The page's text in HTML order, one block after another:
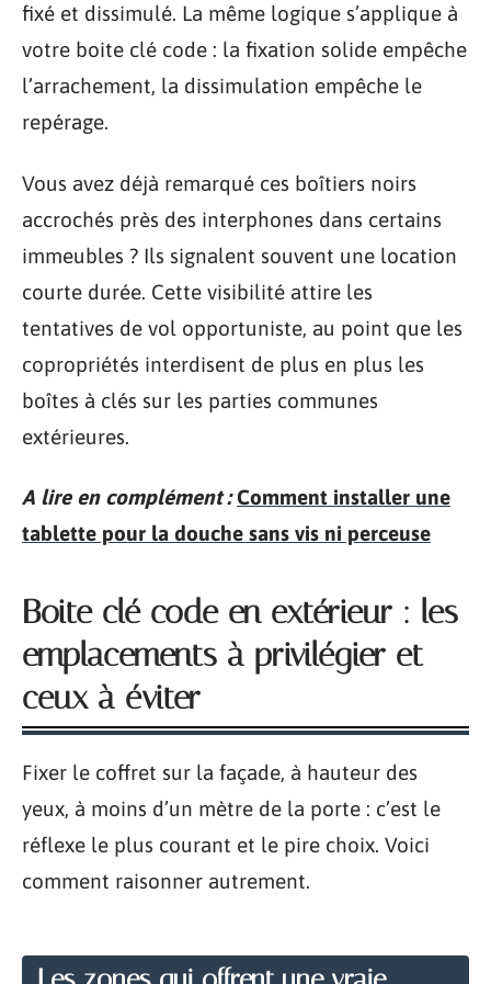
fixé et dissimulé. La même logique s’applique à
votre boite clé code : la fixation solide empêche
l’arrachement, la dissimulation empêche le
repérage.
Vous avez déjà remarqué ces boîtiers noirs
accrochés près des interphones dans certains
immeubles ? Ils signalent souvent une location
courte durée. Cette visibilité attire les
tentatives de vol opportuniste, au point que les
copropriétés interdisent de plus en plus les
boîtes à clés sur les parties communes
extérieures.
A lire en complément : Comment installer une
tablette pour la douche sans vis ni perceuse
Boite clé code en extérieur : les
emplacements à privilégier et
ceux à éviter
Fixer le coffret sur la façade, à hauteur des
yeux, à moins d’un mètre de la porte : c’est le
réflexe le plus courant et le pire choix. Voici
comment raisonner autrement.